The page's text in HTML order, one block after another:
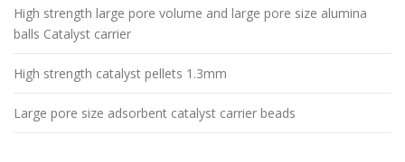
High strength large pore volume and large pore size alumina
balls Catalyst carrier
High strength catalyst pellets 1.3mm
Large pore size adsorbent catalyst carrier beads